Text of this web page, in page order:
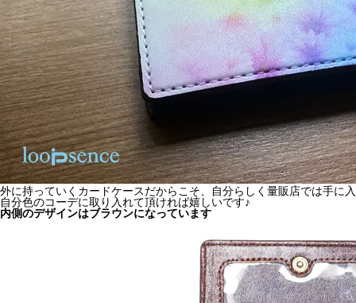
外に持っていくカードケースだからこそ、自分らしく量販店では手に
自分色のコーデに取り入れて頂ければ嬉しいです♪
内側のデザインはブラウンになっています